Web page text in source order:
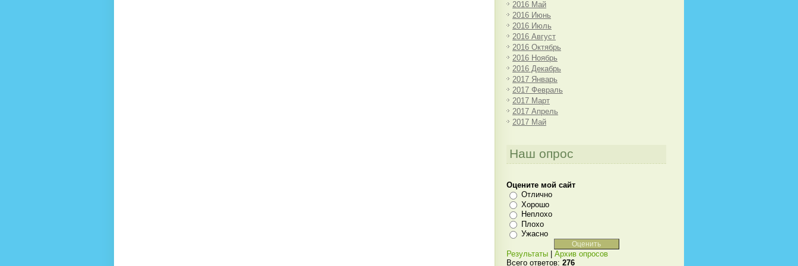
2016 Май
2016 Июнь
2016 Июль
2016 Август
2016 Октябрь
2016 Ноябрь
2016 Декабрь
2017 Январь
2017 Февраль
2017 Март
2017 Апрель
2017 Май
Наш опрос
Оцените мой сайт
Отлично
Хорошо
Неплохо
Плохо
Ужасно
Результаты
Архив опросов
Всего ответов: 276